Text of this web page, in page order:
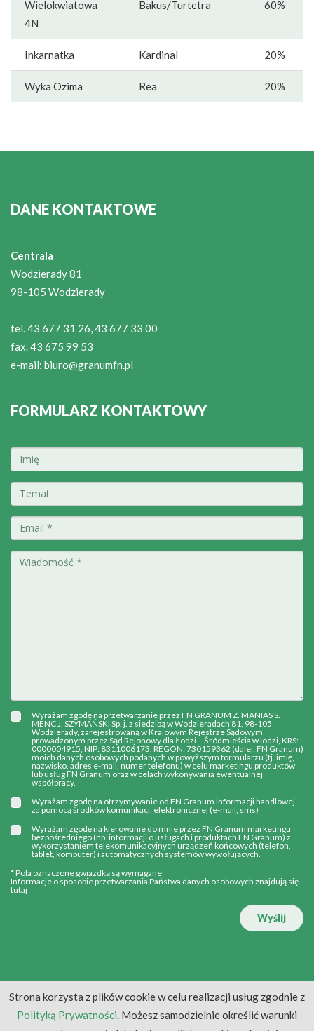
Wielokwiatowa
4N
Bakus/Turtetra 60%
Inkarnatka Kardinal 20%
Wyka Ozima Rea 20%
DANE KONTAKTOWE
Centrala
Wodzierady 81
98-105 Wodzierady
tel. 43 677 31 26, 43 677 33 00
fax. 43 675 99 53
e-mail: biuro@granumfn.pl
FORMULARZ KONTAKTOWY
Wyrażam zgodę na przetwarzanie przez FN GRANUM Z. MANIAS S.
MENC J. SZYMAŃSKI Sp. j. z siedzibą w Wodzieradach 81, 98-105
Wodzierady, zarejestrowaną w Krajowym Rejestrze Sądowym
prowadzonym przez Sąd Rejonowy dla Łodzi – Śródmieścia w lodzi, KRS:
0000004915, NIP: 8311006173, REGON: 730159362 (dalej: FN Granum)
moich danych osobowych podanych w powyższym formularzu (tj. imię,
nazwisko, adres e-mail, numer telefonu) w celu marketingu produktów
lub usług FN Granum oraz w celach wykonywania ewentualnej
współpracy.
Wyrażam zgodę na otrzymywanie od FN Granum informacji handlowej
za pomocą środków komunikacji elektronicznej (e-mail, sms)
Wyrażam zgodę na kierowanie do mnie przez FN Granum marketingu
bezpośredniego (np. informacji o usługach i produktach FN Granum) z
wykorzystaniem telekomunikacyjnych urządzeń końcowych (telefon,
tablet, komputer) i automatycznych systemów wywołujących.
* Pola oznaczone gwiazdką są wymagane
Informacje o sposobie przetwarzania Państwa danych osobowych znajdują się
tutaj
Wyślij
Strona korzysta z plików cookie w celu realizacji usług zgodnie z
Polityką Prywatności. Możesz samodzielnie określić warunki